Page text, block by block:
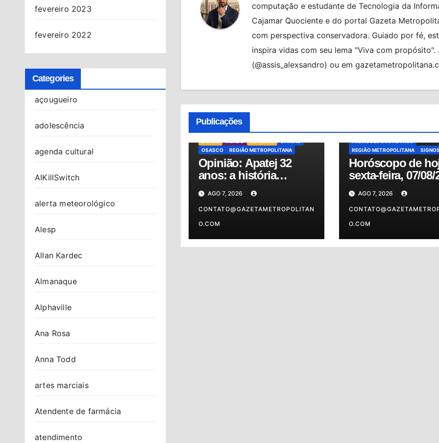
fevereiro 2023
fevereiro 2022
Categories
açougueiro
adolescência
agenda cultural
AIKillSwitch
alerta meteorológico
Alesp
Allan Kardec
Almanaque
Alphaville
Ana Rosa
Anna Todd
artes marciais
Atendente de farmácia
atendimento
computação e estudante de Tecnologia da
Cajamar Quociente e do portal Gazeta
com perspectiva conservadora. Guiado por fé,
inspira vidas com seu lema "Viva com
(@assis_alexsandro) ou em
Publicações
OSASCO
REGIÃO METROPOLITANA
Opinião: Apatej 32
anos: a história
continua sendo escrita
AGO 7, 2026
CONTATO@GAZETAMETROPOLITAN
O.COM
ALMANAQUE BRASIL
OSASCO
PREVISÕES
REGIÃO METROPOLITANA
SIGNOS
Horóscopo de
sexta-feira, 07/08/
confira as
do dia para o seu
signo
AGO 7, 2026
O.COM